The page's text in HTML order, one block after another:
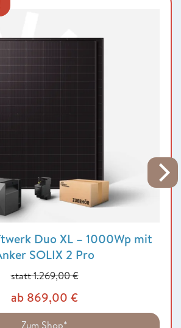
Duo XL – 1000Wp mit
SOLIX 2 Pro
statt 1.269,00 €
ab 869,00 €
Zum Shop*